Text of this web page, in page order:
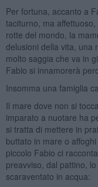
Per fortuna, accanto a
taciturno, ma
rotte del mondo, la
delusioni della vita, una
molto saggia che va in
Fabio si innamorerà
Insomma una famiglia
Il mare dove non si
imparato a nuotare ha
si tratta di mettere in
buttato in mare o
piccolo Fabio ci
preavviso, dal pattino,
scaraventato in acqua: